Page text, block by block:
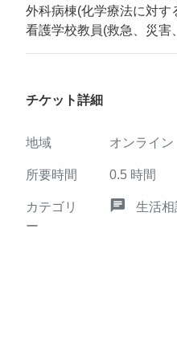
外科病棟(化学療法に対す
看護学校教員(救急、災害
チケット詳細
地域 オンライン
所要時間 0.5 時間
カテゴリ
ー
chat 生活相